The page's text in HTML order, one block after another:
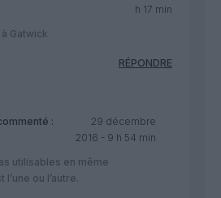
h 17 min
Gatwick
RÉPONDRE
:
29 décembre
2016 - 9 h 54 min
utilisables en même
l’une ou l’autre.